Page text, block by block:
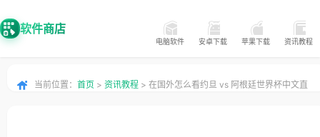
软件商店
电脑软件 安卓下载 苹果下载 资讯教程
当前位置： 首页 > 资讯教程 > 在国外怎么看约旦 vs 阿根廷世界杯中文直